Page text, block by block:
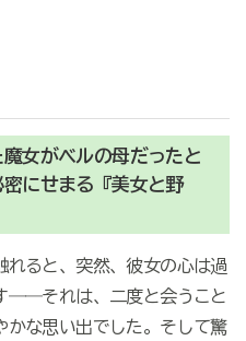
女がベルの母だったと
にせまる『美女と野
ると、突然、彼女の心は過
――それは、二度と会うこと
かな思い出でした。そして驚